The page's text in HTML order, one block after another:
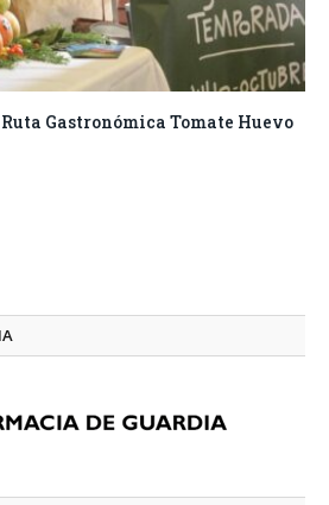
Gastronómica Tomate Huevo